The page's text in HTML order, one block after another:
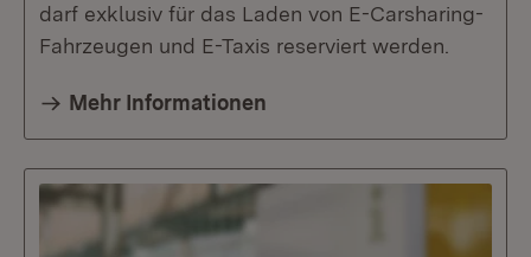
darf exklusiv für das Laden von E-Carsharing-
Fahrzeugen und E-Taxis reserviert werden.
Mehr Informationen